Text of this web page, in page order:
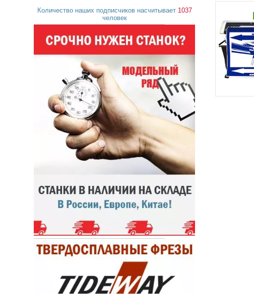
Количество наших подписчиков насчитывает 1037
человек